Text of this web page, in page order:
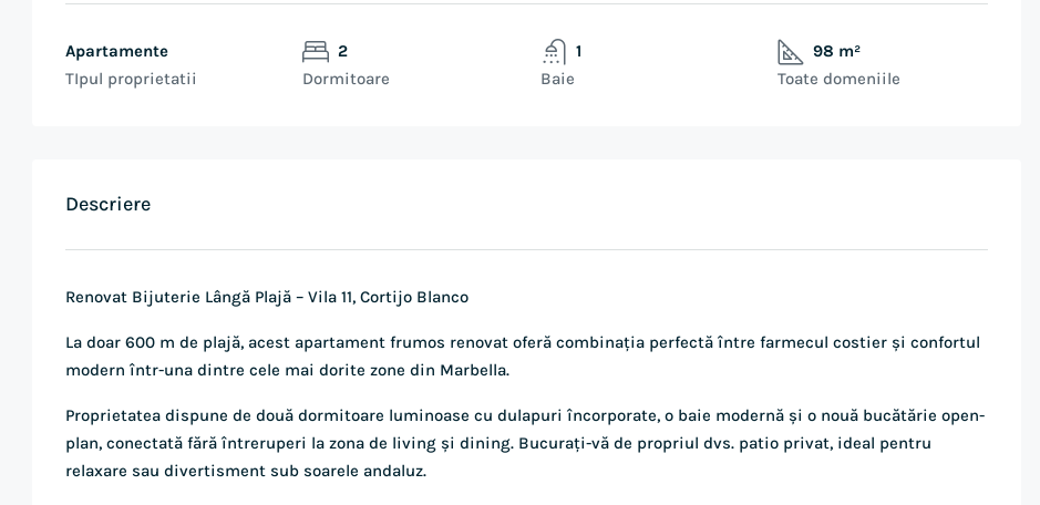
Apartamente
TIpul proprietatii
2
Dormitoare
1
Baie
98 m²
Toate domeniile
Descriere
Renovat Bijuterie Lângă Plajă – Vila 11, Cortijo Blanco
La doar 600 m de plajă, acest apartament frumos renovat oferă combinația perfectă între farmecul costier și confortul
modern într-una dintre cele mai dorite zone din Marbella.
Proprietatea dispune de două dormitoare luminoase cu dulapuri încorporate, o baie modernă și o nouă bucătărie open-
plan, conectată fără întreruperi la zona de living și dining. Bucurați-vă de propriul dvs. patio privat, ideal pentru
relaxare sau divertisment sub soarele andaluz.